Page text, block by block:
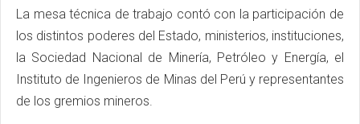
La mesa técnica de trabajo contó con la participación de
los distintos poderes del Estado, ministerios, instituciones,
la Sociedad Nacional de Minería, Petróleo y Energía, el
Instituto de Ingenieros de Minas del Perú y representantes
de los gremios mineros.